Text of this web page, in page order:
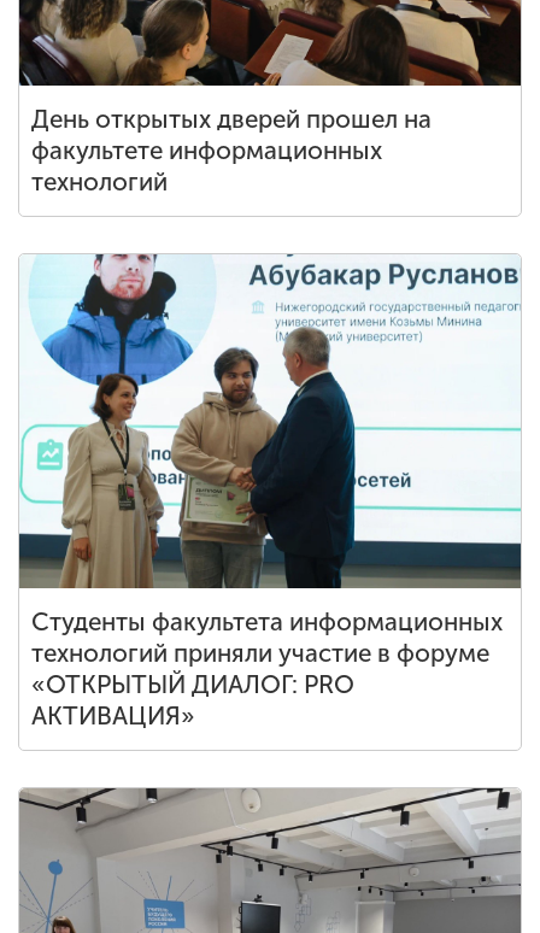
День открытых дверей прошел на
факультете информационных
технологий
Студенты факультета информационных
технологий приняли участие в форуме
«ОТКРЫТЫЙ ДИАЛОГ: PRO
АКТИВАЦИЯ»